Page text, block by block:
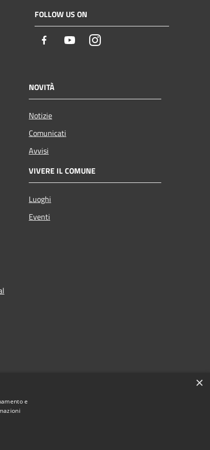
FOLLOW US ON
Facebook YoutubeInstagram
NOVITÀ
Notizie
Comunicati
Avvisi
VIVERE IL COMUNE
Luoghi
Eventi
×
e